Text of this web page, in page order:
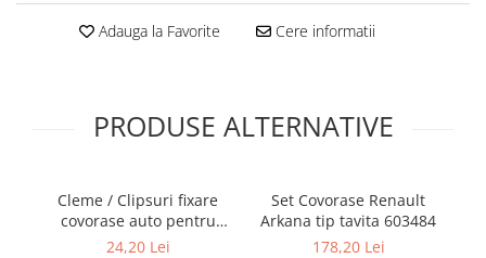
Subwoofer
Alarme auto Alarme masina
Echipamente atelier
Consumabile Service
Adauga la Favorite Cere informatii
PRODUSE ALTERNATIVE
Cleme / Clipsuri fixare
covorase auto pentru
Renault / Nissan
24,20 Lei
Set Covorase Renault
Arkana tip tavita 603484
178,20 Lei